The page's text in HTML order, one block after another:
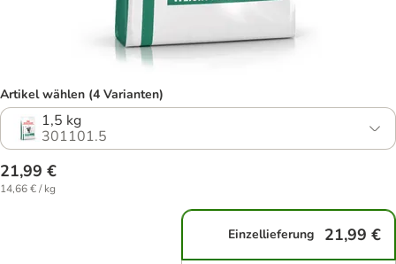
Artikel wählen (4 Varianten)
1,5 kg
301101.5
21,99 €
14,66 € / kg
Einzellieferung 21,99 €